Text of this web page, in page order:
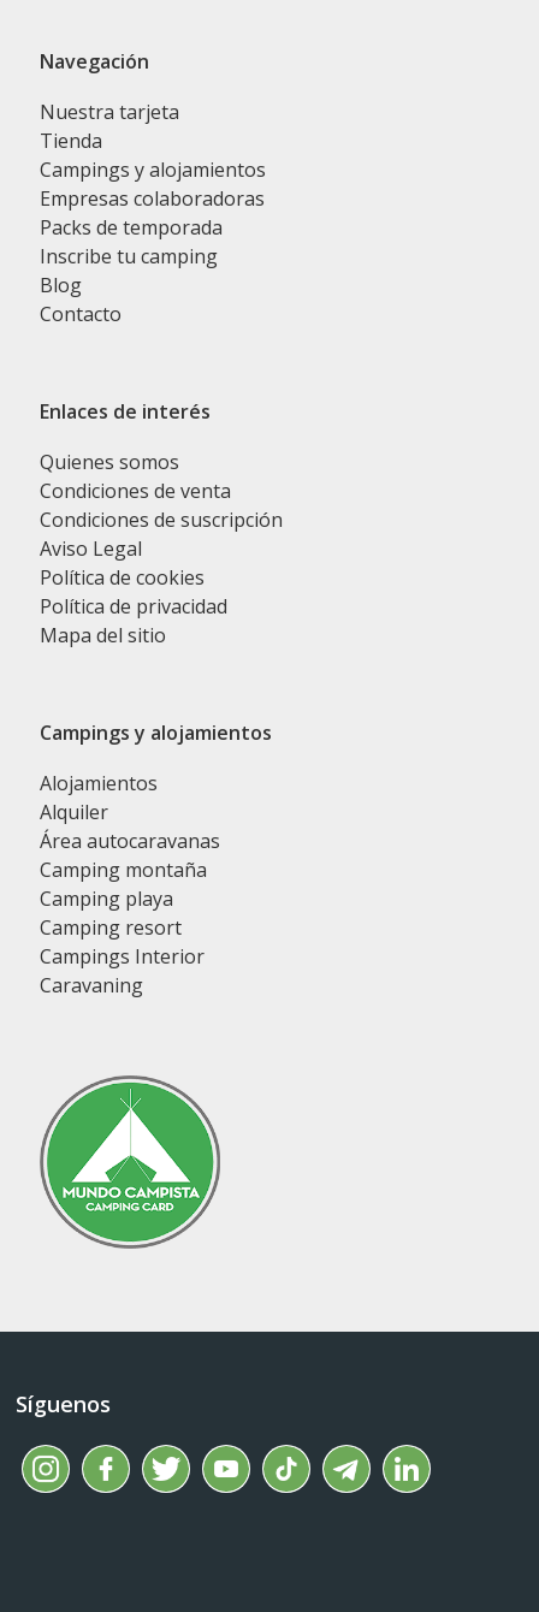
Navegación
Nuestra tarjeta
Tienda
Campings y alojamientos
Empresas colaboradoras
Packs de temporada
Inscribe tu camping
Blog
Contacto
Enlaces de interés
Quienes somos
Condiciones de venta
Condiciones de suscripción
Aviso Legal
Política de cookies
Política de privacidad
Mapa del sitio
Campings y alojamientos
Alojamientos
Alquiler
Área autocaravanas
Camping montaña
Camping playa
Camping resort
Campings Interior
Caravaning
Síguenos